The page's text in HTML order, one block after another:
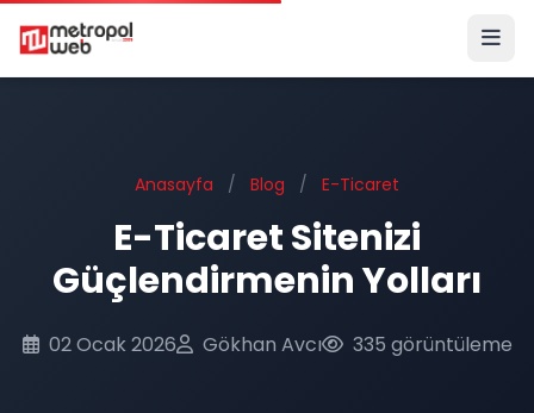
Ana içeriğe geç
Anasayfa / Blog / E-Ticaret
E-Ticaret Sitenizi
Güçlendirmenin Yolları
02 Ocak 2026 Gökhan Avcı 335 görüntüleme